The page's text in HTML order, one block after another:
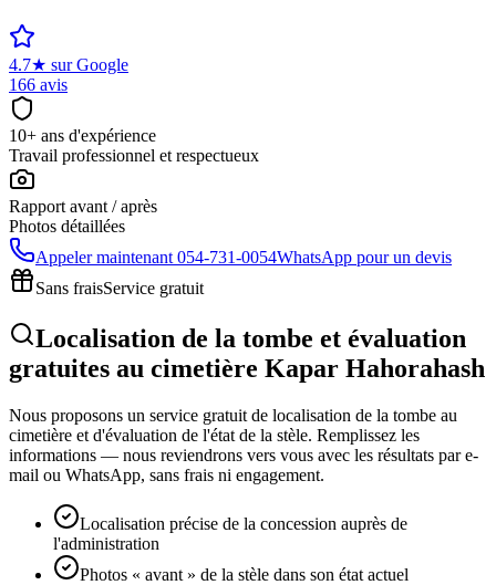
4.7★ sur Google
166 avis
10+ ans d'expérience
Travail professionnel et respectueux
Rapport avant / après
Photos détaillées
Appeler maintenant 054-731-0054WhatsApp pour un devis
Sans fraisService gratuit
Localisation de la tombe et évaluation
gratuites au cimetière Kapar Hahorahash
Nous proposons un service gratuit de localisation de la tombe au
cimetière et d'évaluation de l'état de la stèle. Remplissez les
informations — nous reviendrons vers vous avec les résultats par e-
mail ou WhatsApp, sans frais ni engagement.
Localisation précise de la concession auprès de
l'administration
Photos « avant » de la stèle dans son état actuel